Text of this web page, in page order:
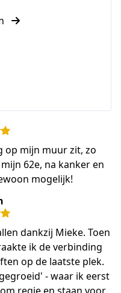
op mijn muur zit, zo
62e, na kanker en
mogelijk!
dankzij Mieke. Toen
ik de verbinding
op de laatste plek.
- waar ik eerst